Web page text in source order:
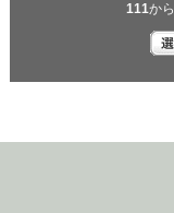
111から